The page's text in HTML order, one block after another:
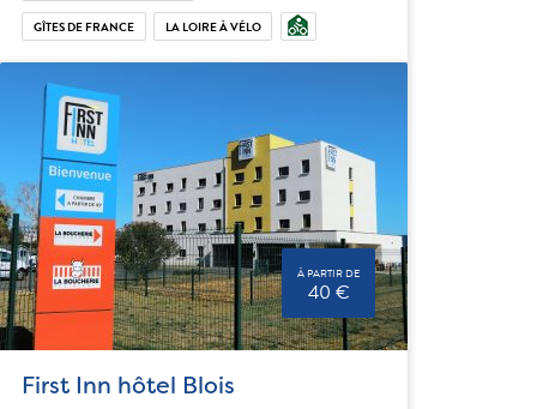
GÎTES DE FRANCE LA LOIRE À VÉLO
À PARTIR DE
40 €
First Inn hôtel Blois